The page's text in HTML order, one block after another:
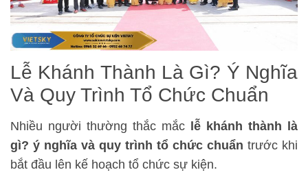
Lễ Khánh Thành Là Gì? Ý Nghĩa
Và Quy Trình Tổ Chức Chuẩn
Nhiều người thường thắc mắc lễ khánh thành là
gì? ý nghĩa và quy trình tổ chức chuẩn trước khi
bắt đầu lên kế hoạch tổ chức sự kiện.